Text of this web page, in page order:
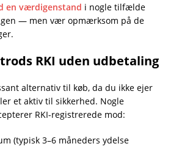
en værdigenstand i nogle tilfælde
— men vær opmærksom på de
RKI uden udbetaling
alternativ til køb, da du ikke ejer
et aktiv til sikkerhed. Nogle
RKI-registrerede mod:
(typisk 3–6 måneders ydelse